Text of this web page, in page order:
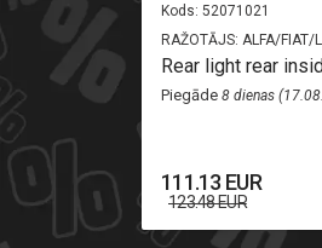
21%
Kods: 52071021
RAŽOTĀJS: ALFA/FIAT/
Rear light rear
Piegāde 8 dienas
111.13 EUR
123.48 EUR